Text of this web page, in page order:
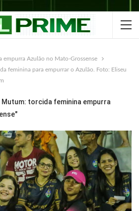
Azulão no Mato-Grossense
feminina para empurrar o Azulão. Foto: Eliseu
torcida feminina empurra